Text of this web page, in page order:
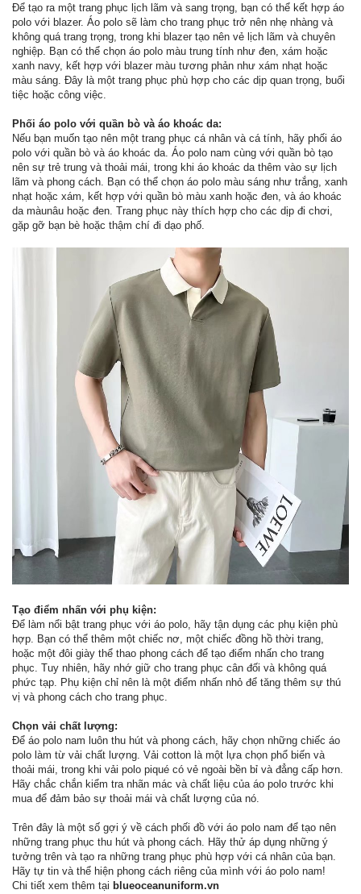
Để tạo ra một trang phục lịch lãm và sang trọng, bạn có thể kết hợp áo
polo với blazer. Áo polo sẽ làm cho trang phục trở nên nhẹ nhàng và
không quá trang trọng, trong khi blazer tạo nên vẻ lịch lãm và chuyên
nghiệp. Bạn có thể chọn áo polo màu trung tính như đen, xám hoặc
xanh navy, kết hợp với blazer màu tương phản như xám nhạt hoặc
màu sáng. Đây là một trang phục phù hợp cho các dịp quan trọng, buổi
tiệc hoặc công việc.
Phối áo polo với quần bò và áo khoác da:
Nếu bạn muốn tạo nên một trang phục cá nhân và cá tính, hãy phối áo
polo với quần bò và áo khoác da. Áo polo nam cùng với quần bò tạo
nên sự trẻ trung và thoải mái, trong khi áo khoác da thêm vào sự lịch
lãm và phong cách. Bạn có thể chọn áo polo màu sáng như trắng, xanh
nhạt hoặc xám, kết hợp với quần bò màu xanh hoặc đen, và áo khoác
da màunâu hoặc đen. Trang phục này thích hợp cho các dịp đi chơi,
gặp gỡ bạn bè hoặc thậm chí đi dạo phố.
Tạo điểm nhấn với phụ kiện:
Để làm nổi bật trang phục với áo polo, hãy tận dụng các phụ kiện phù
hợp. Bạn có thể thêm một chiếc nơ, một chiếc đồng hồ thời trang,
hoặc một đôi giày thể thao phong cách để tạo điểm nhấn cho trang
phục. Tuy nhiên, hãy nhớ giữ cho trang phục cân đối và không quá
phức tạp. Phụ kiện chỉ nên là một điểm nhấn nhỏ để tăng thêm sự thú
vị và phong cách cho trang phục.
Chọn vải chất lượng:
Để áo polo nam luôn thu hút và phong cách, hãy chọn những chiếc áo
polo làm từ vải chất lượng. Vải cotton là một lựa chọn phổ biến và
thoải mái, trong khi vải polo piqué có vẻ ngoài bền bỉ và đẳng cấp hơn.
Hãy chắc chắn kiểm tra nhãn mác và chất liệu của áo polo trước khi
mua để đảm bảo sự thoải mái và chất lượng của nó.
Trên đây là một số gợi ý về cách phối đồ với áo polo nam để tạo nên
những trang phục thu hút và phong cách. Hãy thử áp dụng những ý
tưởng trên và tạo ra những trang phục phù hợp với cá nhân của bạn.
Hãy tự tin và thể hiện phong cách riêng của mình với áo polo nam!
Chi tiết xem thêm tại blueoceanuniform.vn